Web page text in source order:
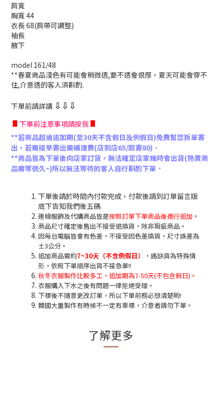
肩寬
胸寬 44
衣長 68(肩帶可調整)
袖長
腋下
model 161/48
**春夏商品淺色有可能會稍微透,要不透會很厚，夏天可能會穿不
住,介意透的客人須斟酌.
下單前請詳讀 ⇩ ⇩ ⇩
∎ 下單前注意事項請按我∎
**若商品超過追加期(至30天不含假日及例假日)免費幫您拆單寄
出，若需提早寄出需補運費(店到店65/郵寄80)．
**商品皆為下單後向店家訂貨，無法確定店家幾時會出貨(熱賣商
品需等很久~)所以無法等待的客人自行斟酌下單．
下單後請於時間內付款完成，付款後請到訂單留言版
底下告知我們後五碼
連線服飾及代購商品皆是按照訂單下單商品後進行追加 。
商品尺寸確定後售出不接受退換貨，除非瑕疵商品。
因每台電腦皆會有色差，不接受因色差換貨，尺寸誤差為
±3公分。
追加商品需約7~30天（不含例假日）
，遇缺貨為特殊情
形，依照下單順序出貨不接急單!!
秋冬衣服製作比較多工，追加期為7-50天(不包含假日)。
衣服購入下水之後有問題一律拒絕受理。
下標後不隨意更改訂單，所以下單前務必想清楚喲!
韓國大量製作有時候不一定有車標，介意者請勿下單。
了解更多